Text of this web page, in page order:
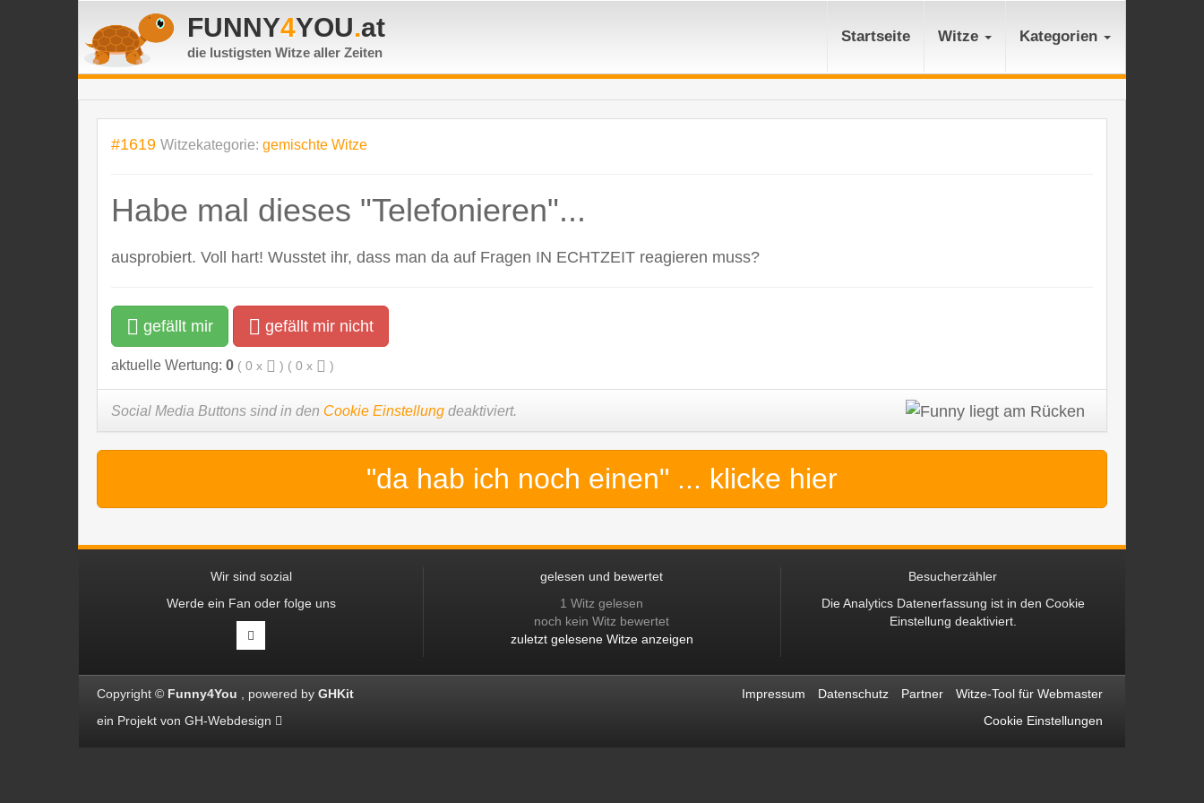
FUNNY4YOU.at
die lustigsten Witze aller Zeiten
Startseite Witze Kategorien
#1619 Witzekategorie: gemischte Witze
Habe mal dieses "Telefonieren"...
ausprobiert. Voll hart! Wusstet ihr, dass man da auf Fragen IN ECHTZEIT reagieren muss?
gefällt mir gefällt mir nicht
aktuelle Wertung: 0 ( 0 x ) ( 0 x )
Social Media Buttons sind in den Cookie Einstellung deaktiviert.
"da hab ich noch einen" ... klicke hier
Wir sind sozial
Werde ein Fan oder folge uns
gelesen und bewertet
1 Witz gelesen
noch kein Witz bewertet
zuletzt gelesene Witze anzeigen
Besucherzähler
Die Analytics Datenerfassung ist in den Cookie
Einstellung deaktiviert.
Copyright © Funny4You powered by GHKit
ein Projekt von GH-Webdesign
Impressum Datenschutz Partner
Witze-Tool für Webmaster
Cookie Einstellungen